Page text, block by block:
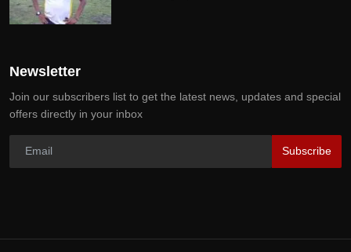
Newsletter
Join our subscribers list to get the latest news, updates and special
offers directly in your inbox
Subscribe